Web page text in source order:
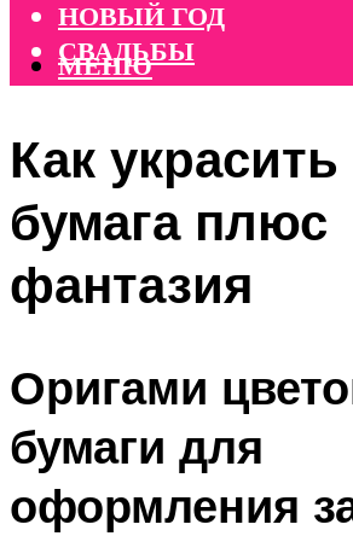
НОВЫЙ ГОД
СВАДЬБЫ
МЕНЮ
Как украсить
бумага плюс
фантазия
Оригами
бумаги для
оформления